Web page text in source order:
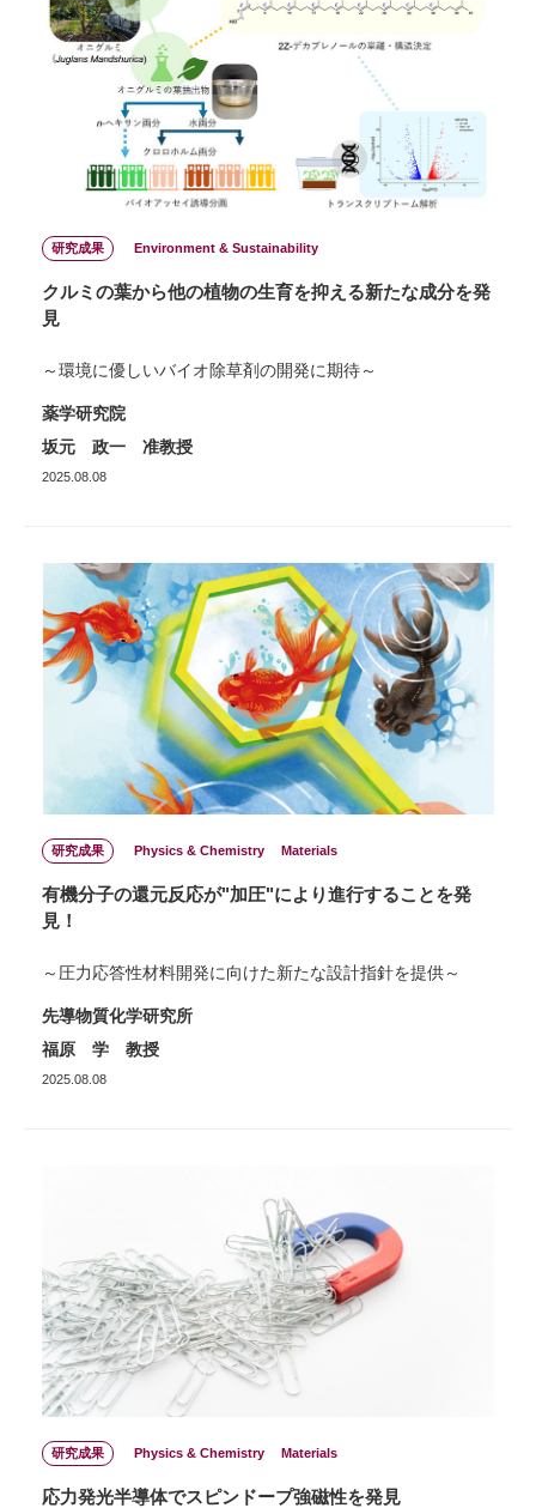
研究成果 Environment & Sustainability
クルミの葉から他の植物の生育を抑える新たな成分を発
見
～環境に優しいバイオ除草剤の開発に期待～
薬学研究院
坂元 政一 准教授
2025.08.08
研究成果 Physics & Chemistry Materials
有機分子の還元反応が"加圧"により進行することを発
見！
～圧力応答性材料開発に向けた新たな設計指針を提供～
先導物質化学研究所
福原 学 教授
2025.08.08
研究成果 Physics & Chemistry Materials
応力発光半導体でスピンドープ強磁性を発見